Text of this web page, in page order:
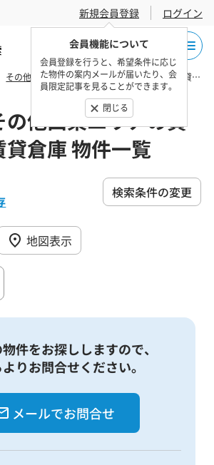
新規会員登録
会員機能について
会員登録を行うと、希望条件に応じ
た物件の案内メールが届いたり、会
員限定記事を見ることができます。
閉じる
ログイン
その他山梨エリア 西八代郡市川三郷町の貸し倉庫・賃貸倉庫 物件一覧
の他山梨エリアの貸
貸倉庫 物件一覧
検索条件の変更
地図表示
件をお探ししますので、
りお問合せください。
メールでお問合せ